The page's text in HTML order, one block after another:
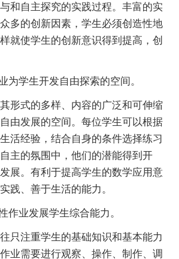
和自主探究的实践过程。丰富的实
多的创新因素，学生必须创造性地
就使学生的创新意识得到提高，创
学生开发自由探索的空间。
式的多样、内容的广泛和可伸缩
由发展的空间。每位学生可以根据
活经验，结合自身的条件选择练习
主的氛围中，他们的潜能得到开
展。有利于提高学生的数学应用意
践、善于生活的能力。
业发展学生综合能力。
注重学生的基础知识和基本能力
业需要进行观察、操作、制作、调